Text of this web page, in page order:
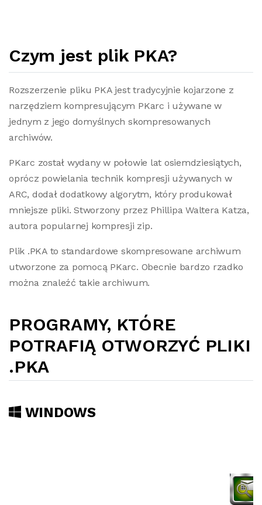
Czym jest plik PKA?
Rozszerzenie pliku PKA jest tradycyjnie kojarzone z
narzędziem kompresującym PKarc i używane w
jednym z jego domyślnych skompresowanych
archiwów.
PKarc został wydany w połowie lat osiemdziesiątych,
oprócz powielania technik kompresji używanych w
ARC, dodał dodatkowy algorytm, który produkował
mniejsze pliki. Stworzony przez Phillipa Waltera Katza,
autora popularnej kompresji zip.
Plik .PKA to standardowe skompresowane archiwum
utworzone za pomocą PKarc. Obecnie bardzo rzadko
można znaleźć takie archiwum.
PROGRAMY, KTÓRE
POTRAFIĄ OTWORZYĆ PLIKI
.PKA
WINDOWS